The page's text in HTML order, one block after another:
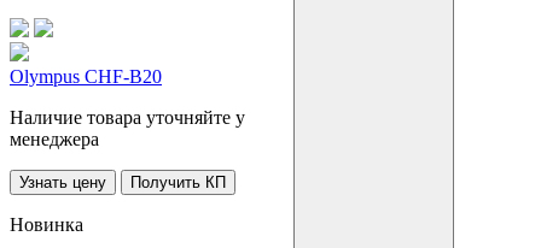
Olympus CHF-B20
Наличие товара уточняйте у
менеджера
Узнать цену Получить КП
Новинка